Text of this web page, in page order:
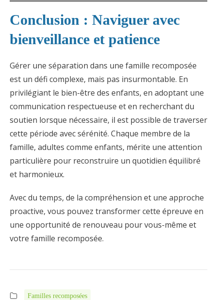
Conclusion : Naviguer avec
bienveillance et patience
Gérer une séparation dans une famille recomposée
est un défi complexe, mais pas insurmontable. En
privilégiant le bien-être des enfants, en adoptant une
communication respectueuse et en recherchant du
soutien lorsque nécessaire, il est possible de traverser
cette période avec sérénité. Chaque membre de la
famille, adultes comme enfants, mérite une attention
particulière pour reconstruire un quotidien équilibré
et harmonieux.
Avec du temps, de la compréhension et une approche
proactive, vous pouvez transformer cette épreuve en
une opportunité de renouveau pour vous-même et
votre famille recomposée.
Familles recomposées